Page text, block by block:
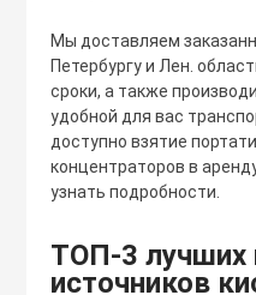
Мы доставляем
Петербургу и Лен.
сроки, а также
удобной для вас
доступно взятие
концентраторов в
узнать подробности.
ТОП-3 лучших
источников